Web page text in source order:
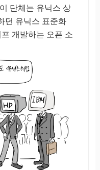
단체는 유닉스 상
던 유닉스 표준화
개발하는 오픈 소